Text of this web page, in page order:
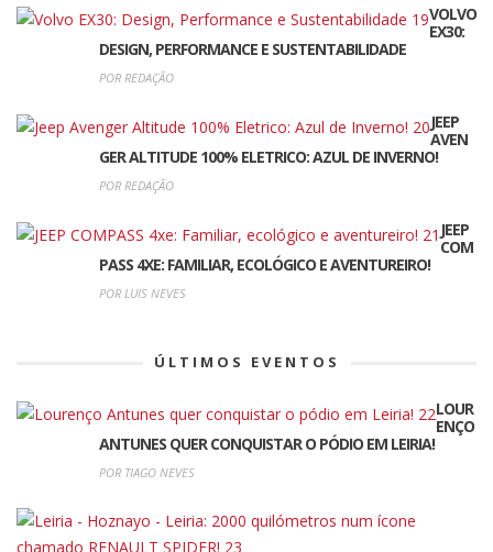
VOLVO
EX30:
DESIGN, PERFORMANCE E SUSTENTABILIDADE
POR REDAÇÃO
JEEP
AVEN
GER ALTITUDE 100% ELETRICO: AZUL DE INVERNO!
POR REDAÇÃO
JEEP
COM
PASS 4XE: FAMILIAR, ECOLÓGICO E AVENTUREIRO!
POR LUIS NEVES
ÚLTIMOS EVENTOS
LOUR
ENÇO
ANTUNES QUER CONQUISTAR O PÓDIO EM LEIRIA!
POR TIAGO NEVES